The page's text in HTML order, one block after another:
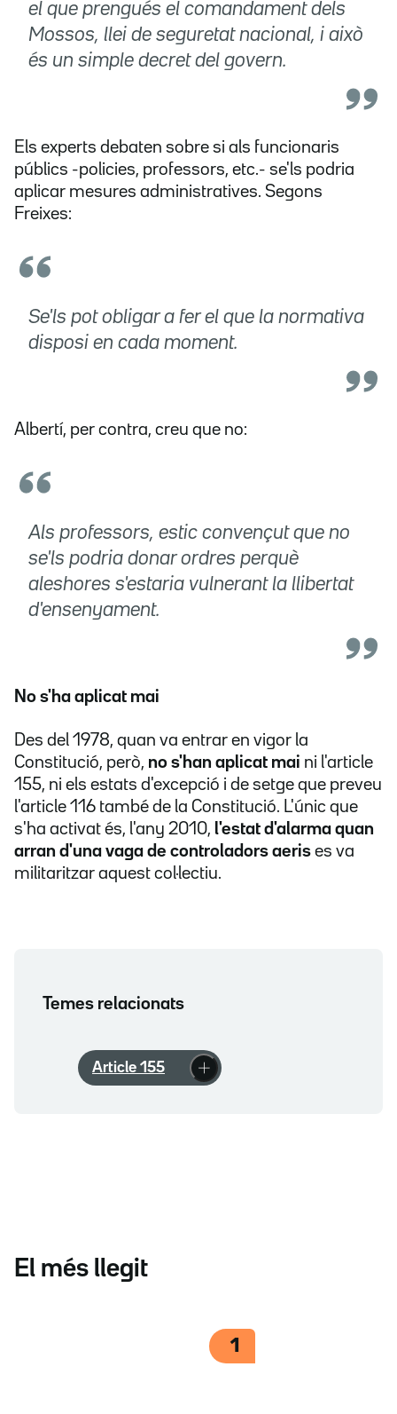
el que prengués el comandament dels
Mossos, llei de seguretat nacional, i això
és un simple decret del govern.
Els experts debaten sobre si als funcionaris
públics -policies, professors, etc.- se'ls podria
aplicar mesures administratives. Segons
Freixes:
Se'ls pot obligar a fer el que la normativa
disposi en cada moment.
Albertí, per contra, creu que no:
Als professors, estic convençut que no
se'ls podria donar ordres perquè
aleshores s'estaria vulnerant la llibertat
d'ensenyament.
No s'ha aplicat mai
Des del 1978, quan va entrar en vigor la
Constitució, però, no s'han aplicat mai ni l'article
155, ni els estats d'excepció i de setge que preveu
l'article 116 també de la Constitució. L'únic que
s'ha activat és, l'any 2010, l'estat d'alarma quan
arran d'una vaga de controladors aeris es va
militaritzar aquest col·lectiu.
Temes relacionats
Article 155
El més llegit
1